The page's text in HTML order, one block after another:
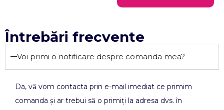
Întrebări frecvente
Voi primi o notificare despre comanda mea?
Da, vă vom contacta prin e-mail imediat ce primim
comanda și ar trebui să o primiți la adresa dvs. în